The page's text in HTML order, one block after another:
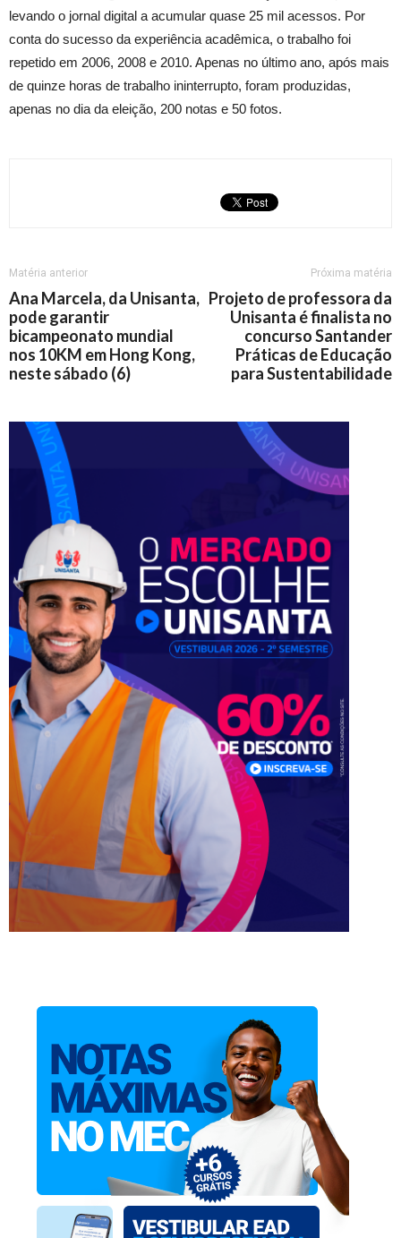
levando o jornal digital a acumular quase 25 mil acessos. Por
conta do sucesso da experiência acadêmica, o trabalho foi
repetido em 2006, 2008 e 2010. Apenas no último ano, após mais
de quinze horas de trabalho ininterrupto, foram produzidas,
apenas no dia da eleição, 200 notas e 50 fotos.
Matéria anterior
Ana Marcela, da Unisanta,
pode garantir
bicampeonato mundial
nos 10KM em Hong Kong,
neste sábado (6)
Próxima matéria
Projeto de professora da
Unisanta é finalista no
concurso Santander
Práticas de Educação
para Sustentabilidade